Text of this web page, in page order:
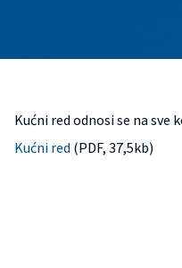
Kućni red odnosi se na
Kućni red (PDF, 37,5kb)